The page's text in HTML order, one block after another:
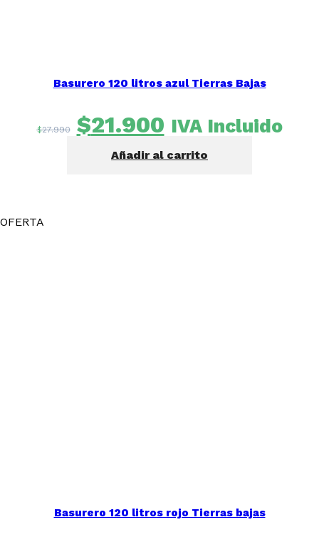
Basurero 120 litros azul Tierras Bajas
$27.990 El
precio
original
$21.900El
precio
actual
IVA Incluido
Añadir al carrito
OFERTA
Basurero 120 litros rojo Tierras bajas